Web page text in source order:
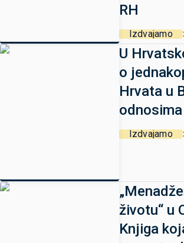
RH
Izdvajamo
U
o
Hrvata u
Izdvajamo
životu“ u
Knjiga